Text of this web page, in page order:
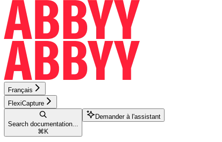
Français
FlexiCapture
Search documentation...
⌘ K
Demander à l'assistant